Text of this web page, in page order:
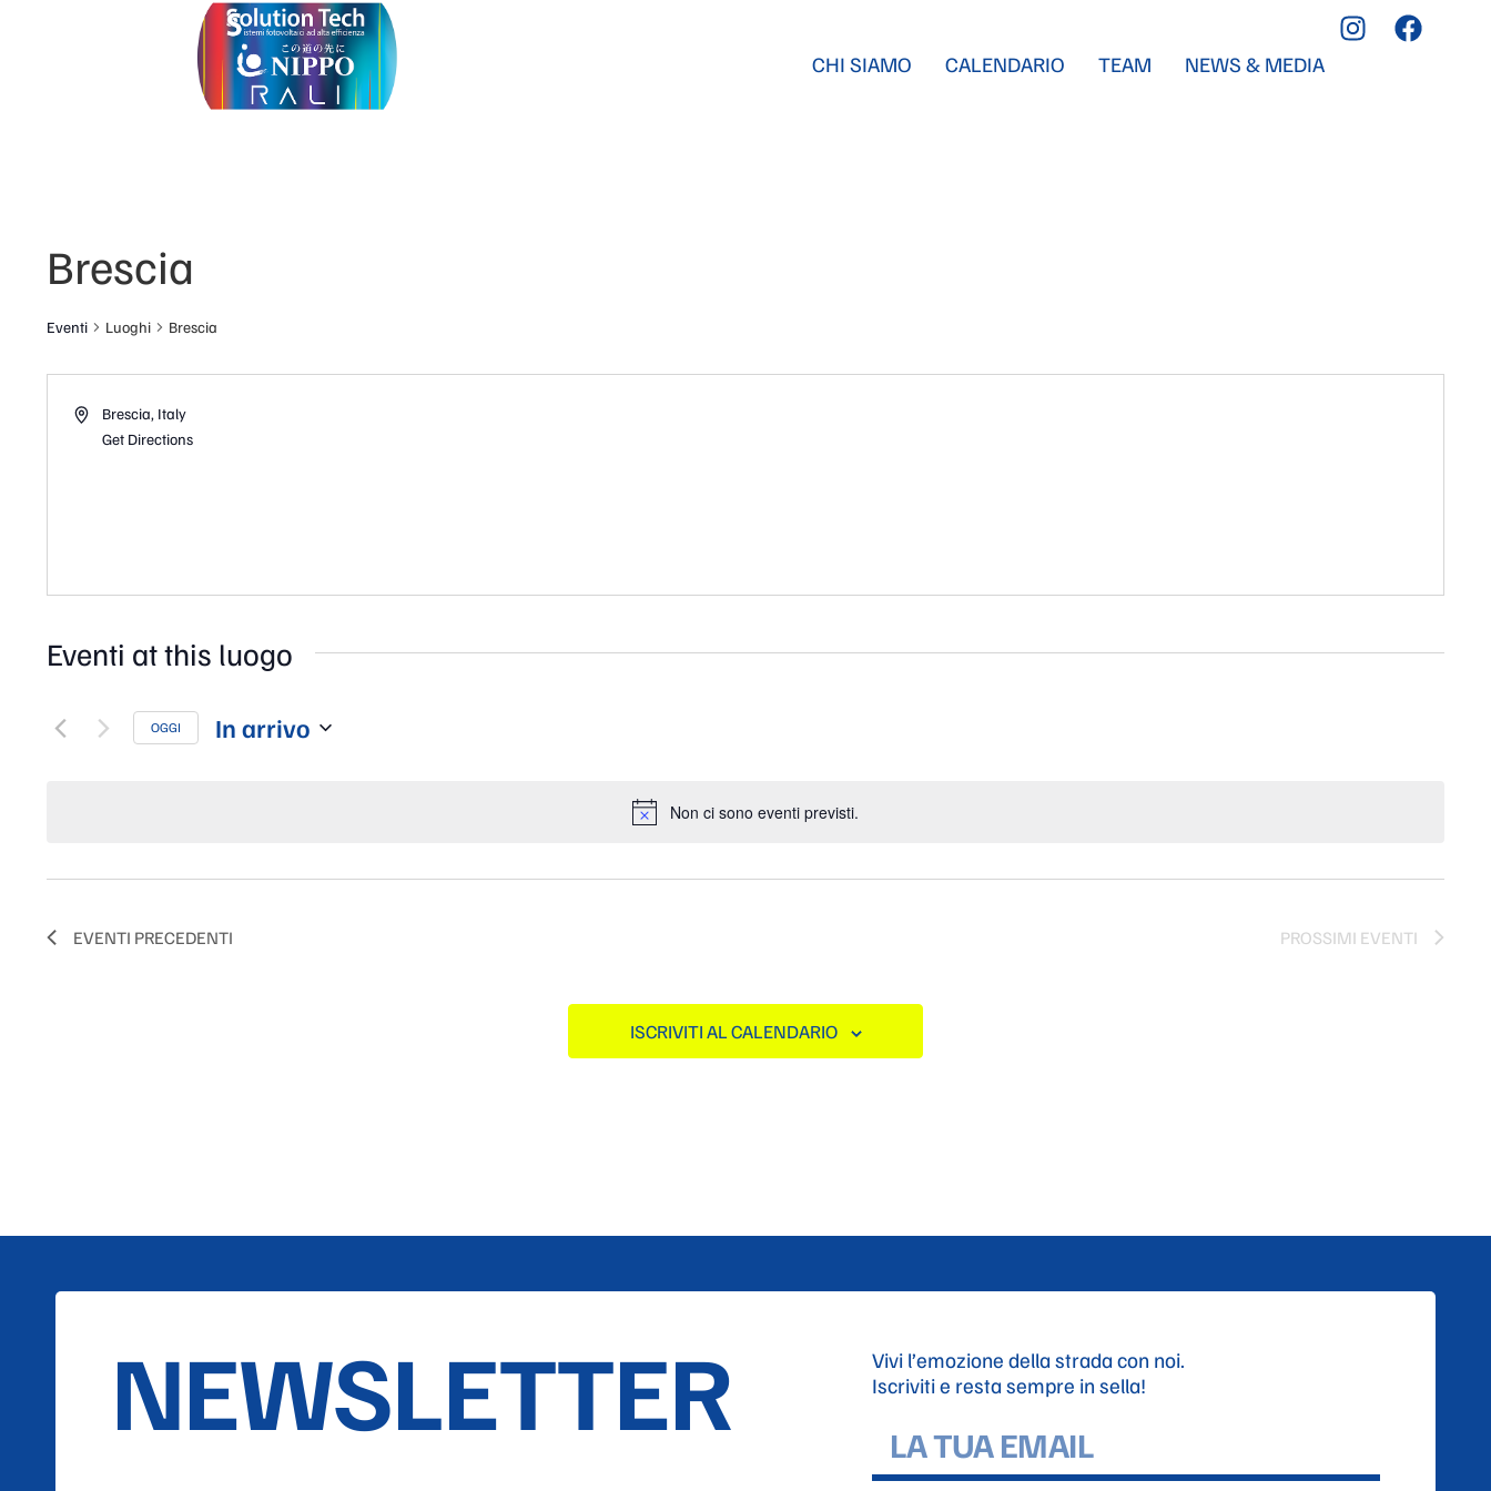
CHI SIAMO CALENDARIO TEAM NEWS & MEDIA
Non ci sono eventi previsti.
Brescia
Eventi Luoghi Brescia
Brescia, Italy
Get Directions
Eventi at this luogo
OGGI In arrivo
EVENTI PRECEDENTI PROSSIMI EVENTI
ISCRIVITI AL CALENDARIO
NEWSLETTER
Vivi l’emozione della strada con noi.
Iscriviti e resta sempre in sella!